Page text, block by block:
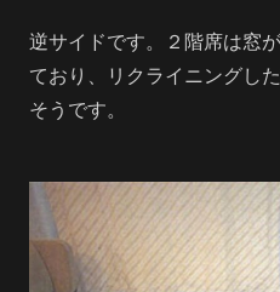
逆サイドです。２階席は窓
ており、リクライニングし
そうです。